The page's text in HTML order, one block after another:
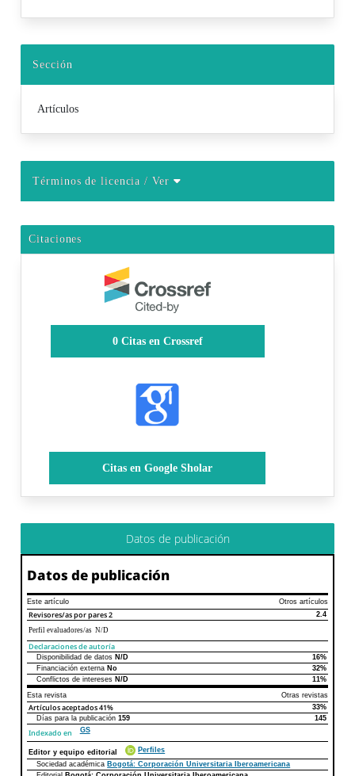
Sección
Artículos
Términos de licencia/ Ver
Citaciones
0Citas en Crossref
Citas en Google Sholar
Datos de publicación
Datos de publicación
Este artículo Otros artículos
Revisores/as por pares2
2.4
Perfil evaluadores/as N/D
Declaraciones de autoría
Declaraciones de autoríaEste artículo
Disponibilidad de datos N/D
16%
Financiación externa No
32%
Conflictos de intereses N/D
11%
Esta revista
Otras revistas
Artículos aceptados41%
33%
Días para la publicación159 145
Indexado en GS
Editor y equipo editorial
Perfiles
Sociedad académica Bogotá: Corporación Universitaria Iberoamericana